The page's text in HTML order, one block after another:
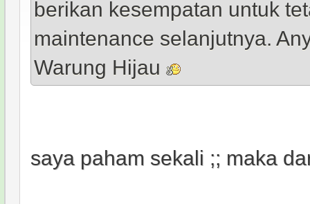
berikan kesempatan untuk
maintenance selanjutnya.
Warung Hijau
saya paham sekali ;; maka